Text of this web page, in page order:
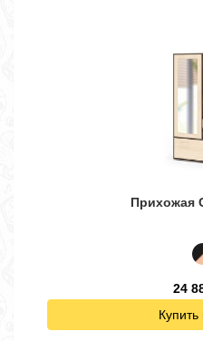
Прихожая
24
Купить